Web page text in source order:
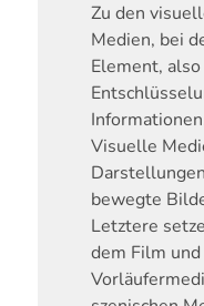
Zu den
Medien, bei
Element,
Visuelle
bewegte
Letztere
dem Film